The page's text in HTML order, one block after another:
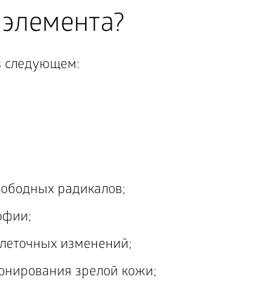
следующем:
радикалов;
изменений;
зрелой кожи;